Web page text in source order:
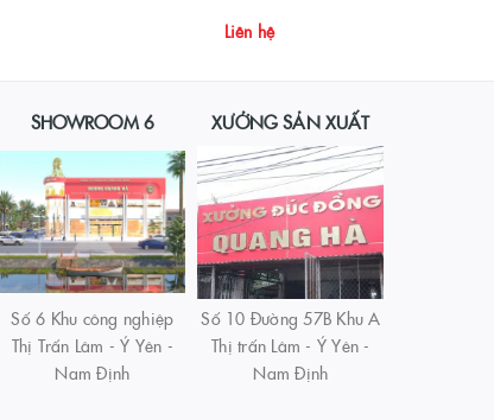
Liên hệ
SHOWROOM 6
Số 6 Khu công nghiệp
Thị Trấn Lâm - Ý Yên -
Nam Định
XƯỞNG SẢN XUẤT
Số 10 Đường 57B Khu A
Thị trấn Lâm - Ý Yên -
Nam Định